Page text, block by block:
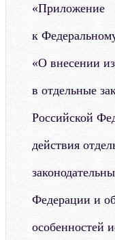
«Приложение
к
«О внесении
в отдельные
Российской
действия
Федерации и
особенностей